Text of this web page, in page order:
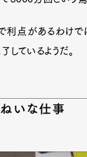
点があるわけで
ているようだ。
いな仕事